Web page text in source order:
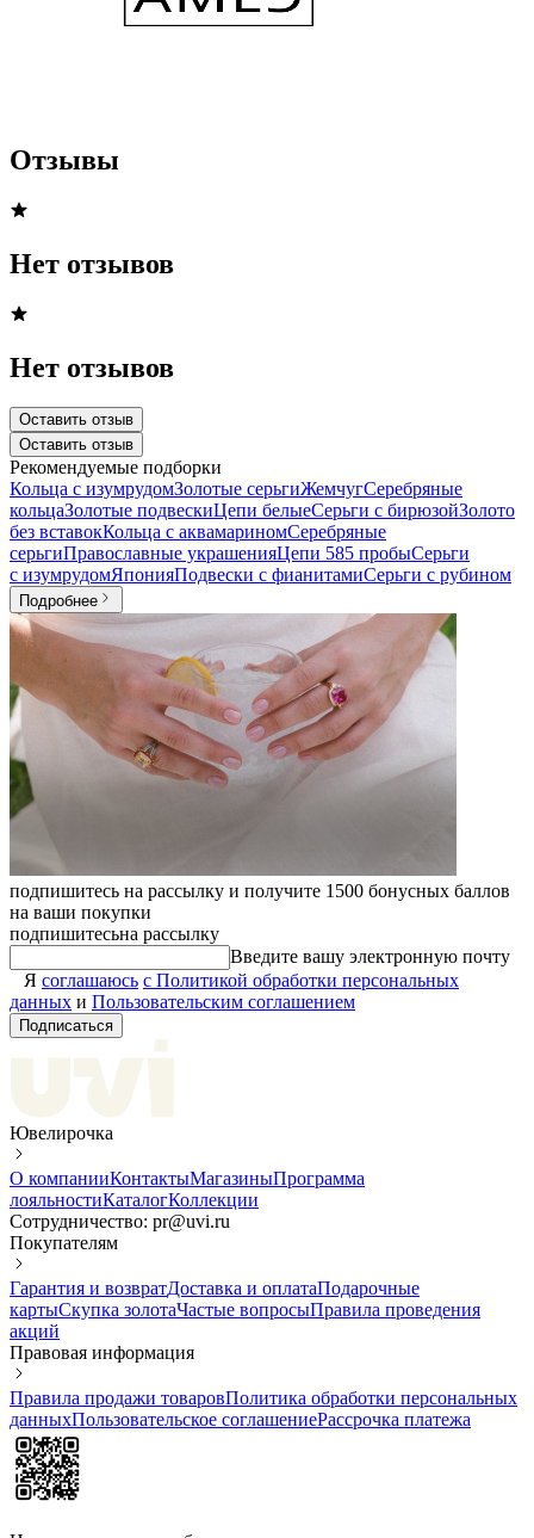
Отзывы
Нет отзывов
Нет отзывов
Оставить отзыв
Оставить отзыв
Рекомендуемые подборки
Кольца с изумрудомЗолотые серьгиЖемчугСеребряные
кольцаЗолотые подвескиЦепи белыеСерьги с бирюзойЗолото
без вставокКольца с аквамариномСеребряные
серьгиПравославные украшенияЦепи 585 пробыСерьги
с изумрудомЯпонияПодвески с фианитамиСерьги с рубином
Подробнее
подпишитесь на рассылку и получите 1500 бонусных баллов
на ваши покупки
подпишитесьна рассылку
Введите вашу электронную почту
Я соглашаюсь с Политикой обработки персональных
данных и Пользовательским соглашением
Подписаться
Ювелирочка
О компанииКонтактыМагазиныПрограмма
лояльностиКаталогКоллекции
Сотрудничество: pr@uvi.ru
Покупателям
Гарантия и возвратДоставка и оплатаПодарочные
картыСкупка золотаЧастые вопросыПравила проведения
акций
Правовая информация
Правила продажи товаровПолитика обработки персональных
данныхПользовательское соглашениеРассрочка платежа